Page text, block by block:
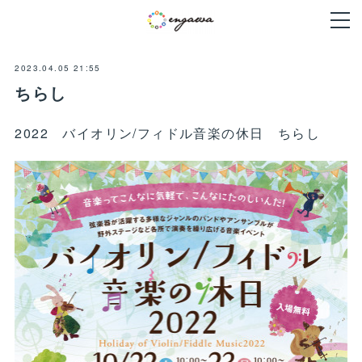
2023.04.05 21:55
ちらし
2022 バイオリン/フィドル音楽の休日 ちらし